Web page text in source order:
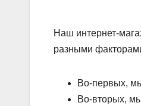
Наш интернет-
разными
Во-первых,
Во-вторых,